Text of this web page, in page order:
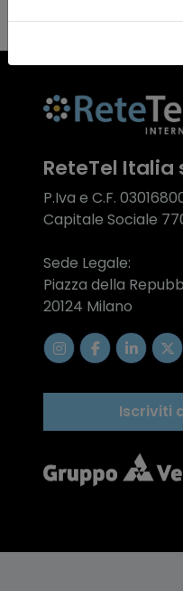
ReteTel Italia
P.Iva e C.F.
Capitale Sociale
Sede Legale:
Piazza della
20124 Milano
Iscriviti